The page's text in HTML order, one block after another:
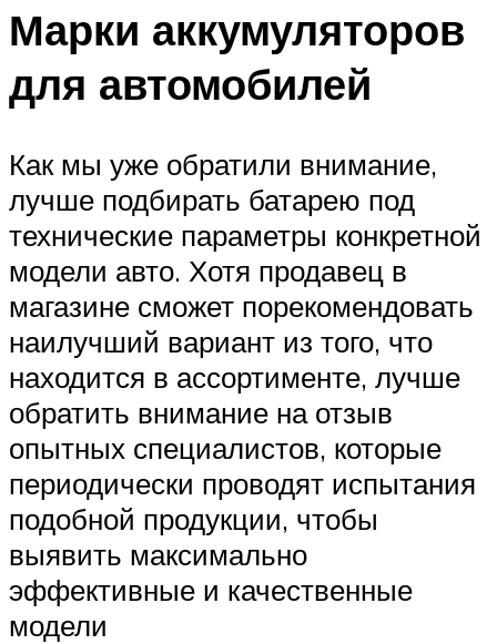
Марки аккумуляторов
для автомобилей
Как мы уже обратили внимание,
лучше подбирать батарею под
технические параметры конкретной
модели авто. Хотя продавец в
магазине сможет порекомендовать
наилучший вариант из того, что
находится в ассортименте, лучше
обратить внимание на отзыв
опытных специалистов, которые
периодически проводят испытания
подобной продукции, чтобы
выявить максимально
эффективные и качественные
модели